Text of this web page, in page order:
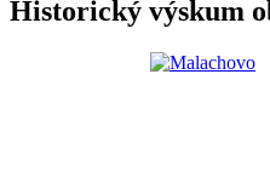
Historický výskum